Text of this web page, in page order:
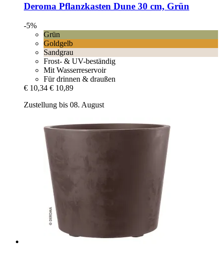
Deroma Pflanzkasten Dune 30 cm, Grün
-5%
Grün
Goldgelb
Sandgrau
Frost- & UV-beständig
Mit Wasserreservoir
Für drinnen & draußen
€ 10,34 € 10,89
Zustellung bis 08. August